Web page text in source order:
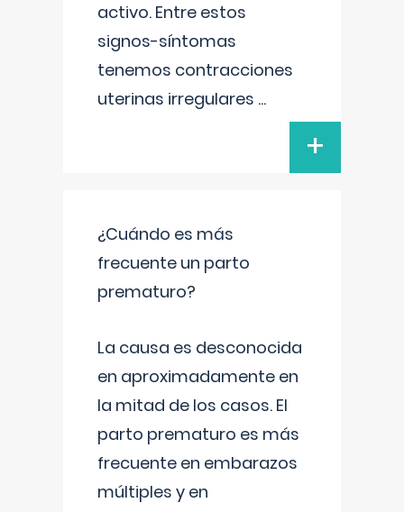
activo. Entre estos
signos-síntomas
tenemos contracciones
uterinas irregulares ...
+
¿Cuándo es más
frecuente un parto
prematuro?
La causa es desconocida
en aproximadamente en
la mitad de los casos. El
parto prematuro es más
frecuente en embarazos
múltiples y en